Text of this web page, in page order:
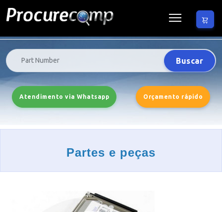
Buscar
Atendimento via Whatsapp Orçamento rápido
Partes e peças